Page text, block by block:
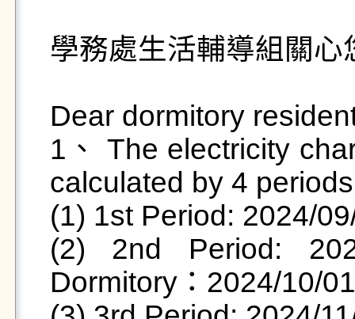
學務處生活輔導組關
Dear dormitory
1、 The electricity
calculated by 4 periods
(1) 1st Period: 2024/
(2) 2nd Period:
Dormitory：2024/10/